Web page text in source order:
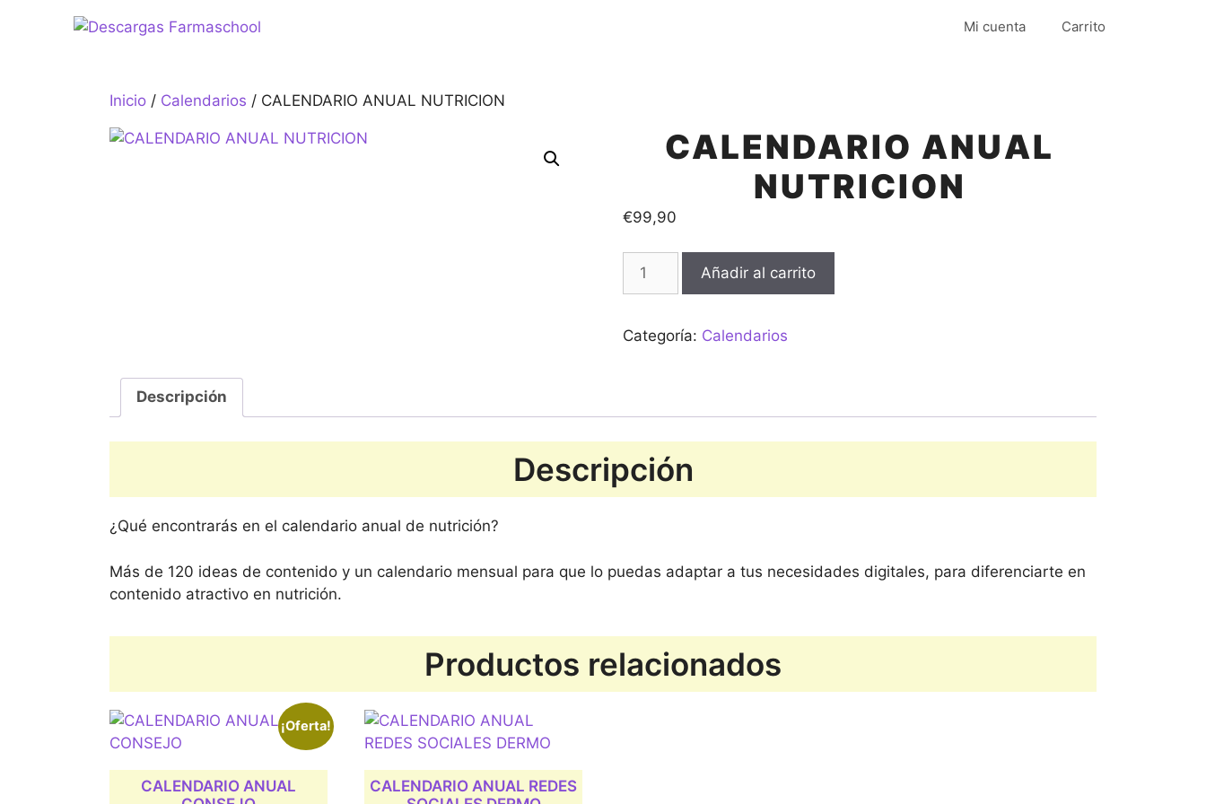
Mi cuenta Carrito
Inicio / Calendarios / CALENDARIO ANUAL NUTRICION
CALENDARIO ANUAL
NUTRICION
€99,90
ANUAL
cantidad
Añadir al carrito
Categoría: Calendarios
Descripción
Descripción
¿Qué encontrarás en el calendario anual de nutrición?
Más de 120 ideas de contenido y un calendario mensual para que lo puedas adaptar a tus necesidades digitales, para diferenciarte en
contenido atractivo en nutrición.
Productos relacionados
¡Oferta!
CALENDARIO ANUAL
CALENDARIO ANUAL REDES